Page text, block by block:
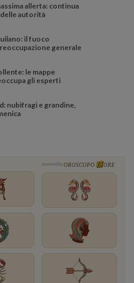
allerta: continua
autorità
il fuoco
generale
le mappe
gli esperti
nubifragi e grandine,
powered by OROSCOPO ORE